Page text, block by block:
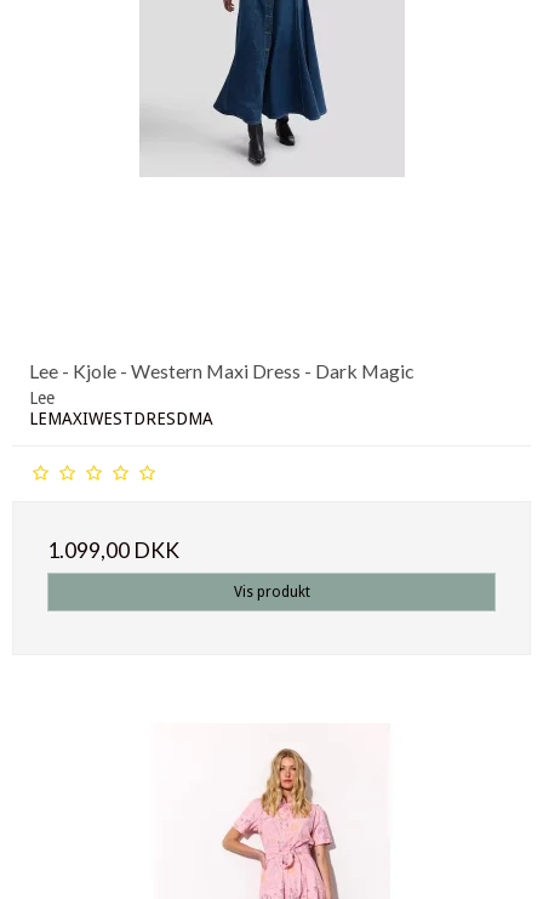
Lee - Kjole - Western Maxi Dress - Dark Magic
Lee
LEMAXIWESTDRESDMA
1.099,00 DKK
Vis produkt